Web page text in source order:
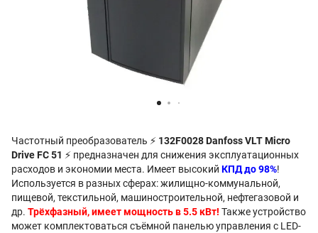
Частотный преобразователь ⚡ 132F0028 Danfoss VLT Micro
Drive FC 51 ⚡ предназначен для снижения эксплуатационных
расходов и экономии места. Имеет высокий КПД до 98%!
Используется в разных сферах: жилищно-коммунальной,
пищевой, текстильной, машиностроительной, нефтегазовой и
др. Трёхфазный, имеет мощность в 5.5 кВт! Также устройство
может комплектоваться съёмной панелью управления с LED-